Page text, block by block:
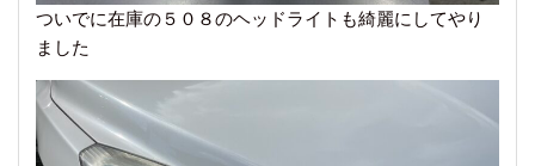
ついでに在庫の５０８のヘッドライトも綺麗にしてやり
ました